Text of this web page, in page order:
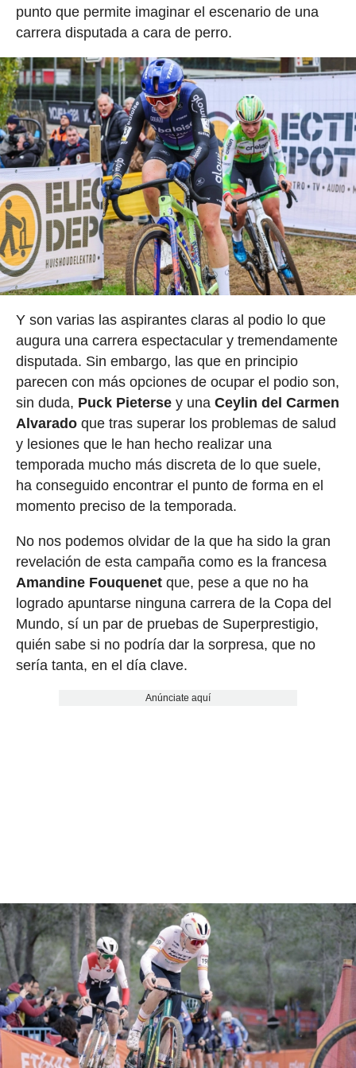
punto que permite imaginar el escenario de una
carrera disputada a cara de perro.
Y son varias las aspirantes claras al podio lo que
augura una carrera espectacular y tremendamente
disputada. Sin embargo, las que en principio
parecen con más opciones de ocupar el podio son,
sin duda, Puck Pietersey una Ceylin del Carmen
Alvaradoque tras superar los problemas de salud
y lesiones que le han hecho realizar una
temporada mucho más discreta de lo que suele,
ha conseguido encontrar el punto de forma en el
momento preciso de la temporada.
No nos podemos olvidar de la que ha sido la gran
revelación de esta campaña como es la francesa
Amandine Fouquenetque, pese a que no ha
logrado apuntarse ninguna carrera de la Copa del
Mundo, sí un par de pruebas de Superprestigio,
quién sabe si no podría dar la sorpresa, que no
sería tanta, en el día clave.
Anúnciate aquí